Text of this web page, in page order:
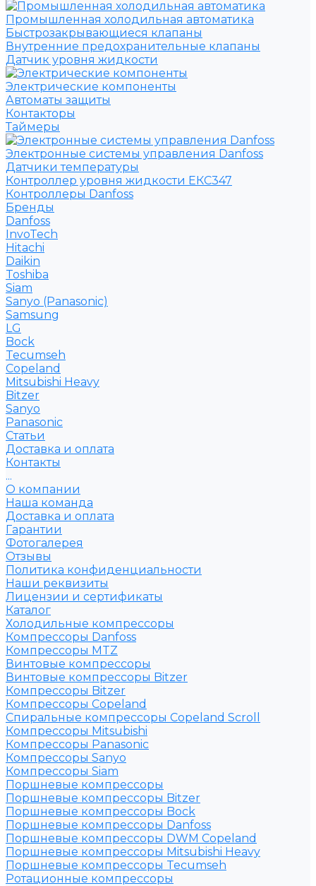
Промышленная холодильная автоматика
Быстрозакрывающиеся клапаны
Внутренние предохранительные клапаны
Датчик уровня жидкости
Электрические компоненты
Автоматы защиты
Контакторы
Таймеры
Электронные системы управления Danfoss
Датчики температуры
Контроллер уровня жидкости ЕКС347
Контроллеры Danfoss
Бренды
Danfoss
InvoTech
Hitachi
Daikin
Toshiba
Siam
Sanyo (Panasonic)
Samsung
LG
Bock
Tecumseh
Copeland
Mitsubishi Heavy
Bitzer
Sanyo
Рanasonic
Статьи
Доставка и оплата
Контакты
...
О компании
Наша команда
Доставка и оплата
Гарантии
Фотогалерея
Отзывы
Политика конфиденциальности
Наши реквизиты
Лицензии и сертификаты
Каталог
Холодильные компрессоры
Компрессоры Danfoss
Компрессоры MTZ
Винтовые компрессоры
Винтовые компрессоры Bitzer
Компрессоры Bitzer
Компрессоры Copeland
Спиральные компрессоры Copeland Scroll
Компрессоры Mitsubishi
Компрессоры Panasonic
Компрессоры Sanyo
Компрессоры Siam
Поршневые компрессоры
Поршневые компрессоры Bitzer
Поршневые компрессоры Bock
Поршневые компрессоры Danfoss
Поршневые компрессоры DWM Copeland
Поршневые компрессоры Mitsubishi Heavy
Поршневые компрессоры Tecumseh
Ротационные компрессоры